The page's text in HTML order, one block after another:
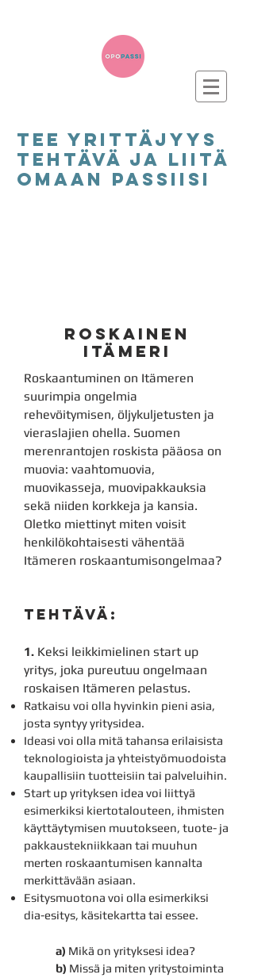
TEe yrittäjyys
tehtävä ja liitä
omaan passiisi
roskainen
itämeri
Roskaantuminen on Itämeren
suurimpia ongelmia
rehevöitymisen, öljykuljetusten ja
vieraslajien ohella. Suomen
merenrantojen roskista pääosa on
muovia: vaahtomuovia,
muovikasseja, muovipakkauksia
sekä niiden korkkeja ja kansia.
Oletko miettinyt miten voisit
henkilökohtaisesti vähentää
Itämeren roskaantumisongelmaa?
TEHTÄVÄ:
1. Keksi leikkimielinen start up
yritys, joka pureutuu ongelmaan
roskaisen Itämeren pelastus.
Ratkaisu voi olla hyvinkin pieni asia,
josta syntyy yritysidea.
Ideasi voi olla mitä tahansa erilaisista
teknologioista ja yhteistyömuodoista
kaupallisiin tuotteisiin tai palveluihin.
Start up yrityksen idea voi liittyä
esimerkiksi kiertotalouteen, ihmisten
käyttäytymisen muutokseen, tuote- ja
pakkaustekniikkaan tai muuhun
merten roskaantumisen kannalta
merkittävään asiaan.
Esitysmuotona voi olla esimerkiksi
dia-esitys, käsitekartta tai essee.
a) Mikä on yrityksesi idea?
b) Missä ja miten yritystoiminta